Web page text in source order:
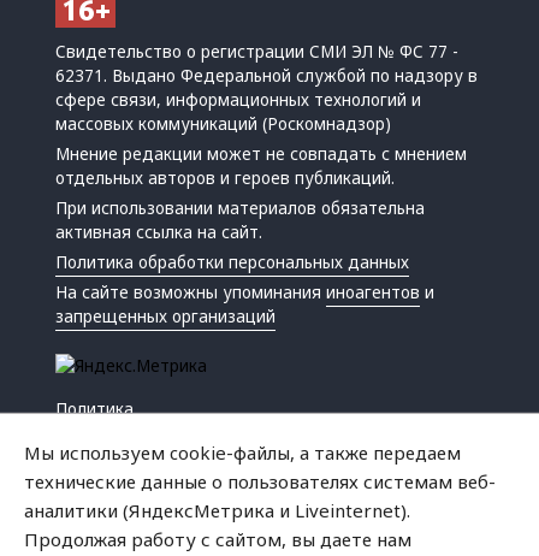
Свидетельство о регистрации СМИ ЭЛ № ФС 77 -
62371. Выдано Федеральной службой по надзору в
сфере связи, информационных технологий и
массовых коммуникаций (Роскомнадзор)
Мнение редакции может не совпадать с мнением
отдельных авторов и героев публикаций.
При использовании материалов обязательна
активная ссылка на сайт.
Политика обработки персональных данных
На сайте возможны упоминанияиноагентов и
запрещенных организаций
Политика
Мы используем cookie-файлы, а также передаем
технические данные о пользователях системам веб-
аналитики (ЯндексМетрика и Liveinternet).
Продолжая работу с сайтом, вы даете нам